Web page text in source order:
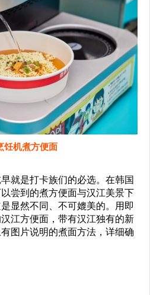
饪机煮方便面
就是打卡族们的必选。在韩国
尝到的煮方便面与汉江美景下
显然不同、不可媲美的。用即
江方便面，带有汉江独有的新
图片说明的煮面方法，详细确